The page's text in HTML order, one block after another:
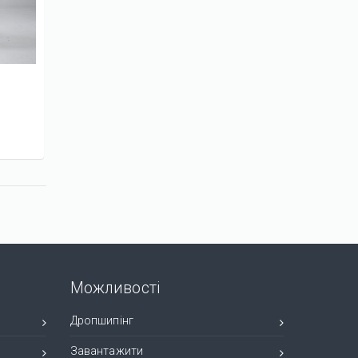
Можливості
Дропшипінг
Завантажити